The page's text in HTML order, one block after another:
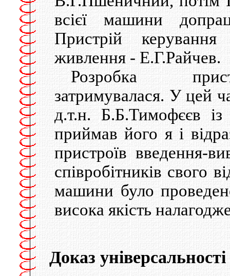
всієї машини
Пристрій
живлення - Е.Г.Райчев.
Розробка
затримувалася. У цей
д.т.н. Б.Б.Тимофєєв
приймав його я і
пристроїв введення-
співробітників свого
машини було
висока якість
Доказ універсальності